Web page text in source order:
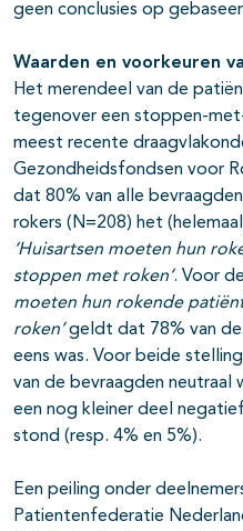
geen conclusies op
Waarden en voorkeuren
Het merendeel van de
tegenover een stoppen-
meest recente
Gezondheidsfondsen voor
dat 80% van alle
rokers (N=208) het
‘Huisartsen moeten hun
stoppen met roken’. Voor
moeten hun rokende
roken’geldt dat 78% van de
eens was. Voor beide
van de bevraagden neutraal
een nog kleiner deel
stond (resp. 4% en 5%).
Een peiling onder
Patientenfederatie